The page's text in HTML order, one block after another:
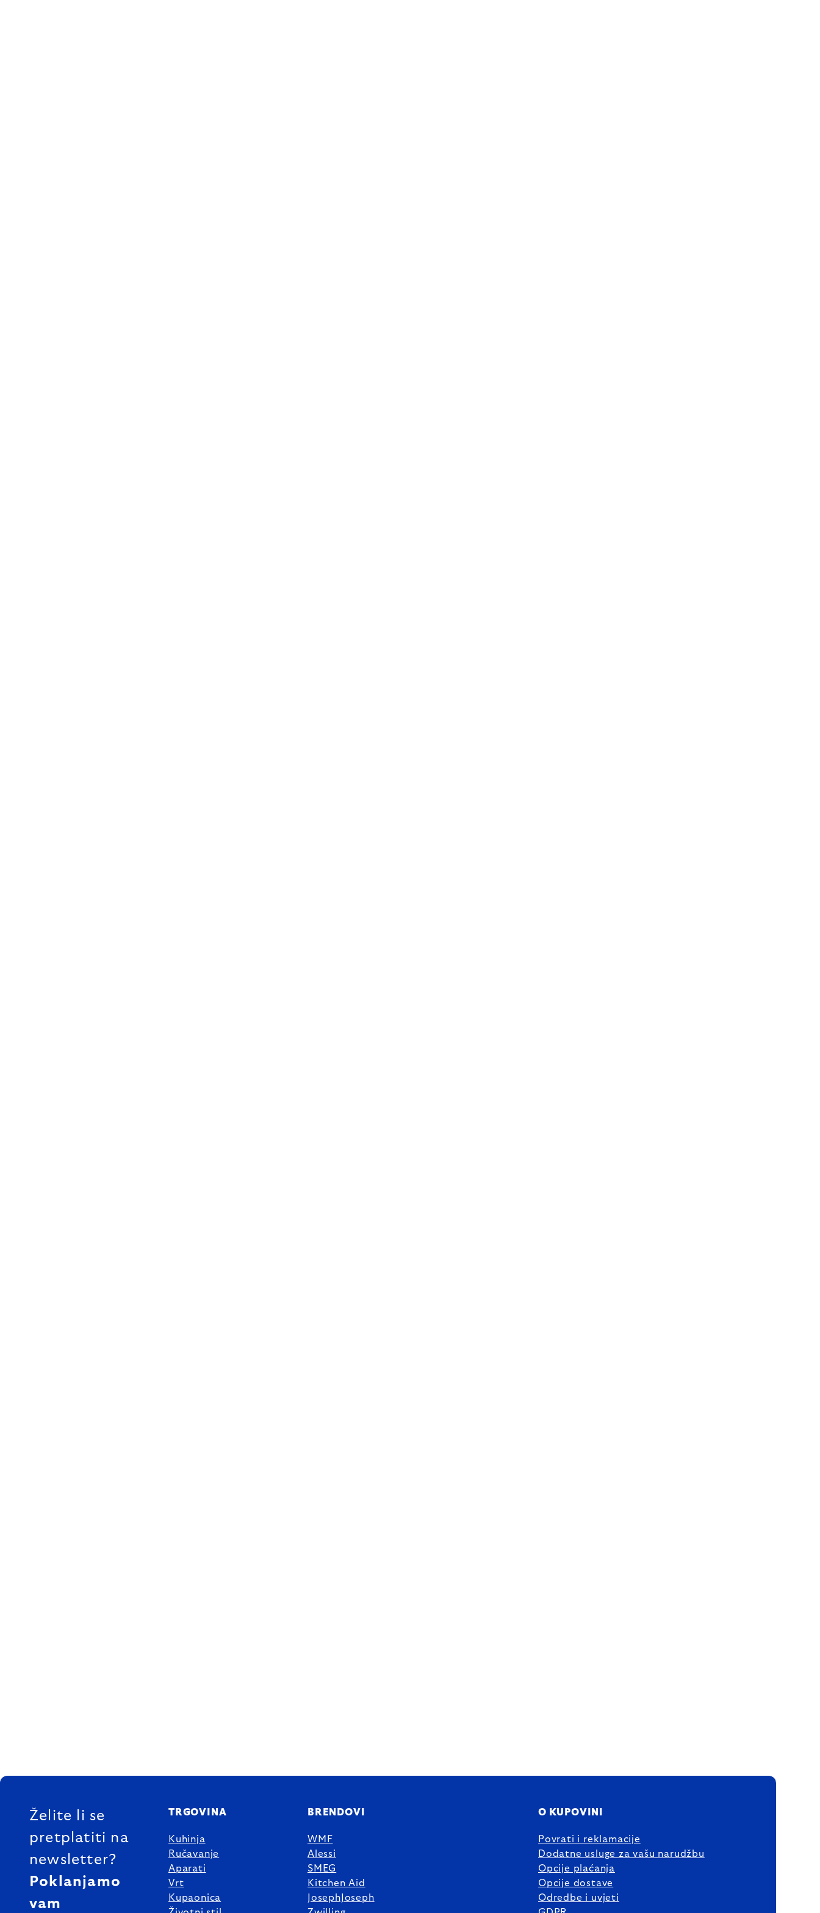
FOOTER
Želite li se
pretplatiti na
newsletter?
Poklanjamo
vam
TRGOVINA
Kuhinja
Ručavanje
Aparati
Vrt
Kupaonica
BRENDOVI
WMF
Alessi
SMEG
Kitchen Aid
JosephJoseph
O KUPOVINI
Povrati i reklamacije
Dodatne usluge za vašu narudžbu
Opcije plaćanja
Opcije dostave
Odredbe i uvjeti